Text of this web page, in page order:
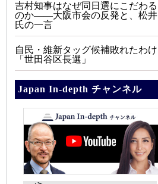
吉村知事はなぜ同日選にこだわる
のか――大阪市会の反発と、松井
氏の一言
自民・維新タッグ候補敗れたわけ
「世田谷区長選」
Japan In-depth チャンネル